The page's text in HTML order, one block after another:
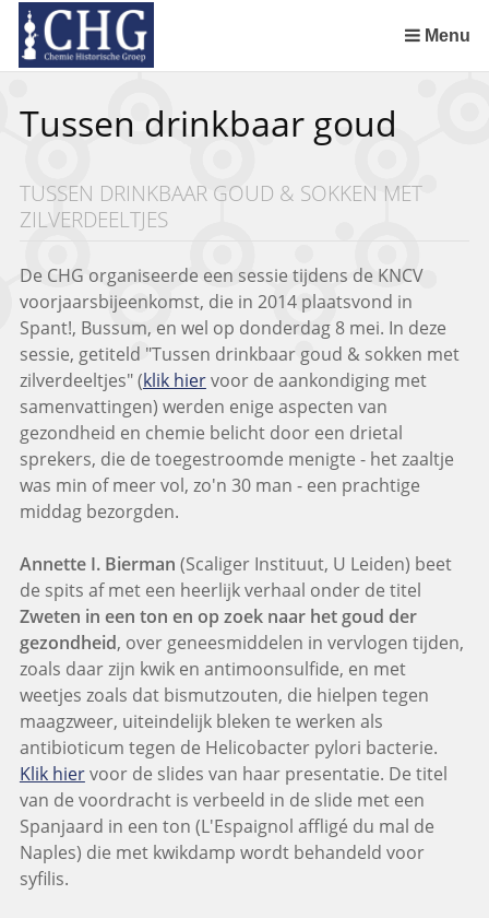
links
over
naar
de
Spring
naar
menu
Menu
Tussen drinkbaar goud
TUSSEN DRINKBAAR GOUD & SOKKEN MET
ZILVERDEELTJES
De CHG organiseerde een sessie tijdens de KNCV
voorjaarsbijeenkomst, die in 2014 plaatsvond in
Spant!, Bussum, en wel op donderdag 8 mei. In deze
sessie, getiteld "Tussen drinkbaar goud & sokken met
zilverdeeltjes" (klik hiervoor de aankondiging met
samenvattingen) werden enige aspecten van
gezondheid en chemie belicht door een drietal
sprekers, die de toegestroomde menigte - het zaaltje
was min of meer vol, zo'n 30 man - een prachtige
middag bezorgden.
Annette I. Bierman (Scaliger Instituut, U Leiden) beet
de spits af met een heerlijk verhaal onder de titel
Zweten in een ton en op zoek naar het goud der
gezondheid, over geneesmiddelen in vervlogen tijden,
zoals daar zijn kwik en antimoonsulfide, en met
weetjes zoals dat bismutzouten, die hielpen tegen
maagzweer, uiteindelijk bleken te werken als
antibioticum tegen de Helicobacter pylori bacterie.
Klik hiervoor de slides van haar presentatie. De titel
van de voordracht is verbeeld in de slide met een
Spanjaard in een ton (L'Espaignol affligé du mal de
Naples) die met kwikdamp wordt behandeld voor
syfilis.